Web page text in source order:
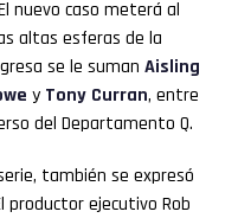
nuevo caso meterá al
altas esferas de la
se le suman Aisling
y Tony Curran, entre
del Departamento Q.
también se expresó
productor ejecutivo Rob